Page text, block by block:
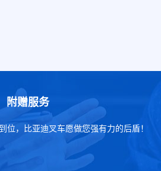
附赠服务
位，比亚迪叉车愿做您强有力的后盾！